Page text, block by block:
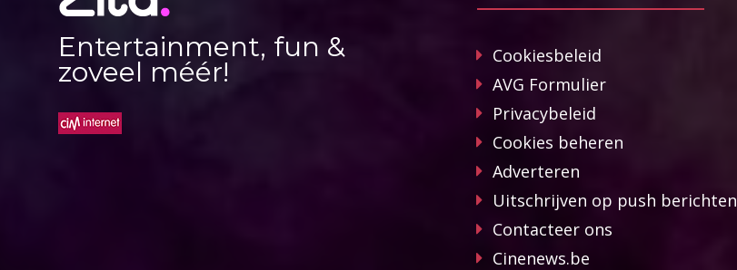
Entertainment, fun &
zoveel méér!
Cookiesbeleid
AVG Formulier
Privacybeleid
Cookies beheren
Adverteren
Uitschrijven op push berichten
Contacteer ons
Cinenews.be